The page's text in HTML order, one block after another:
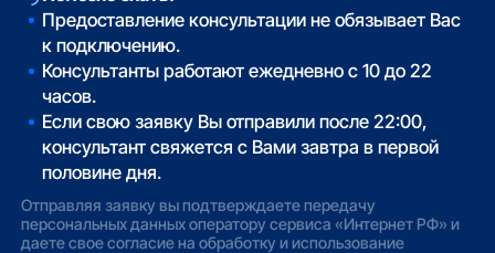
Предоставление консультации не обязывает Вас
к подключению.
Консультанты работают ежедневно с 10 до 22
часов.
Если свою заявку Вы отправили после 22:00,
консультант свяжется с Вами завтра в первой
половине дня.
Отправляя заявку вы подтверждаете передачу
персональных данных оператору сервиса «Интернет РФ» и
даете свое согласие на обработку и использование